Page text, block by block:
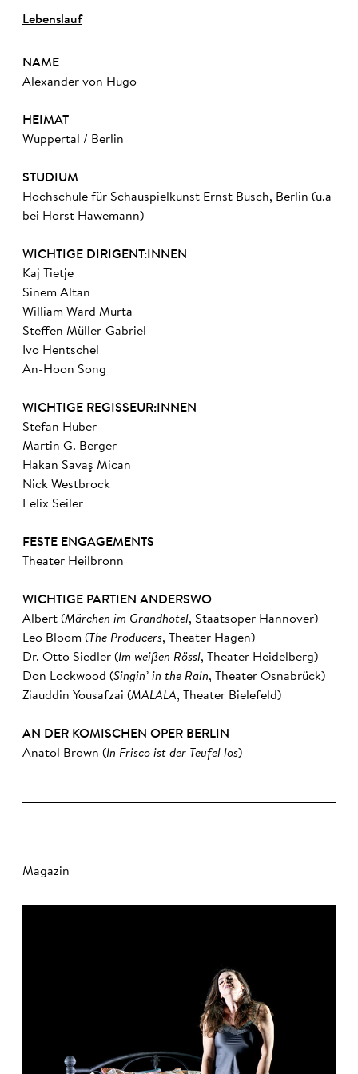
Lebenslauf
NAME
Alexander von Hugo
HEIMAT
Wuppertal / Berlin
STUDIUM
Hochschule für Schauspielkunst Ernst Busch, Berlin (u.a
bei Horst Hawemann)
WICHTIGE DIRIGENT:INNEN
Kaj Tietje
Sinem Altan
William Ward Murta
Steffen Müller-Gabriel
Ivo Hentschel
An-Hoon Song
WICHTIGE REGISSEUR:INNEN
Stefan Huber
Martin G. Berger
Hakan Savaş Mican
Nick Westbrock
Felix Seiler
FESTE ENGAGEMENTS
Theater Heilbronn
WICHTIGE PARTIEN ANDERSWO
Albert (Märchen im Grandhotel, Staatsoper Hannover)
Leo Bloom (The Producers, Theater Hagen)
Dr. Otto Siedler (Im weißen Rössl, Theater Heidelberg)
Don Lockwood (Singin’ in the Rain, Theater Osnabrück)
Ziauddin Yousafzai (MALALA, Theater Bielefeld)
AN DER KOMISCHEN OPER BERLIN
Anatol Brown (In Frisco ist der Teufel los)
Magazin